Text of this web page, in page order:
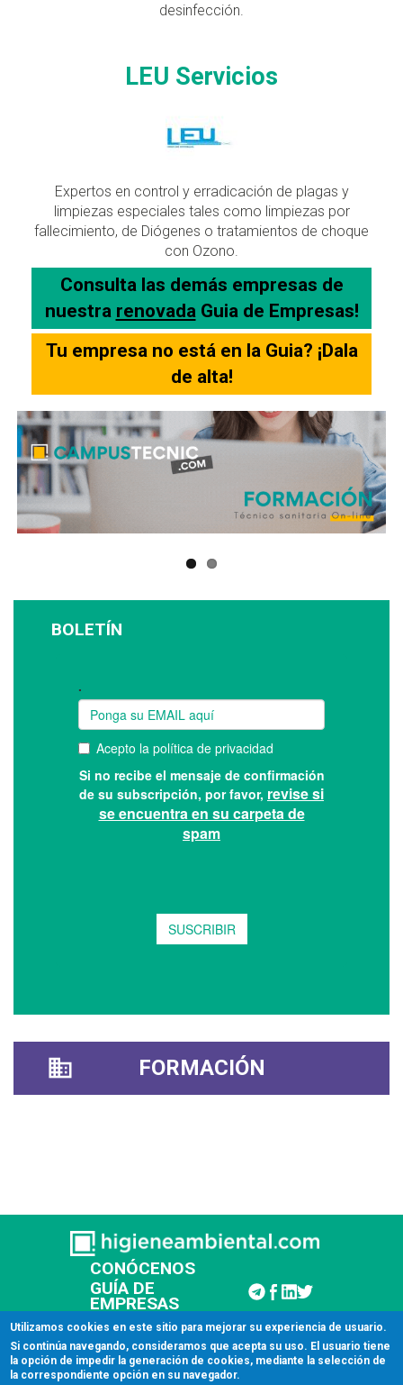
desinfección.
LEU Servicios
Expertos en control y erradicación de plagas y
limpiezas especiales tales como limpiezas por
fallecimiento, de Diógenes o tratamientos de choque
con Ozono.
Consulta las demás empresas de
nuestra renovadaGuia de Empresas!
Tu empresa no está en la Guia? ¡Dala
de alta!
BOLETÍN
FORMACIÓN
CONÓCENOS
GUÍA DE
EMPRESAS
CONTACTAR
© 2026 Higiene Ambiental
Utilizamos cookies en este sitio para mejorar su experiencia de usuario.
Si continúa navegando, consideramos que acepta su uso. El usuario tiene
la opción de impedir la generación de cookies, mediante la selección de
la correspondiente opción en su navegador.